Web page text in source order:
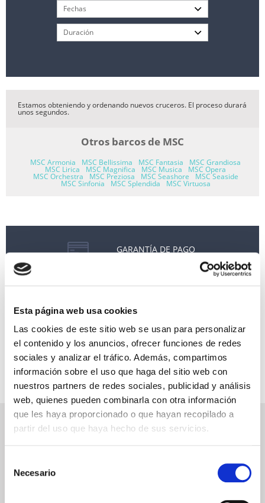
Esta página web usa cookies
Las cookies de este sitio web se usan para personalizar
el contenido y los anuncios, ofrecer funciones de redes
sociales y analizar el tráfico. Además, compartimos
información sobre el uso que haga del sitio web con
nuestros partners de redes sociales, publicidad y análisis
web, quienes pueden combinarla con otra información
que les haya proporcionado o que hayan recopilado a
partir del uso que haya hecho de sus servicios.
Necesario
Estamos obteniendo y ordenando nuevos cruceros. El proceso durará
unos segundos.
Otros barcos de MSC
MSC Armonia MSC Bellissima MSC Fantasia MSC Grandiosa
MSC Lirica MSC Magnifica MSC Musica MSC Opera
MSC Orchestra MSC Preziosa MSC Seashore MSC Seaside
MSC Sinfonia MSC Splendida MSC Virtuosa
GARANTÍA DE PAGO
NEWSLETTER